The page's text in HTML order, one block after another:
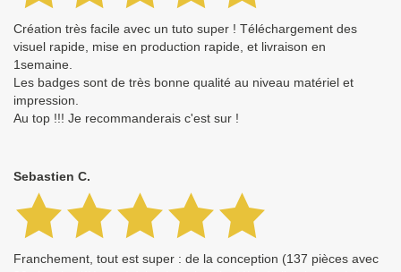
Création très facile avec un tuto super ! Téléchargement des
visuel rapide, mise en production rapide, et livraison en
1semaine.
Les badges sont de très bonne qualité au niveau matériel et
impression.
Au top !!! Je recommanderais c'est sur !
Sebastien C.
Franchement, tout est super : de la conception (137 pièces avec